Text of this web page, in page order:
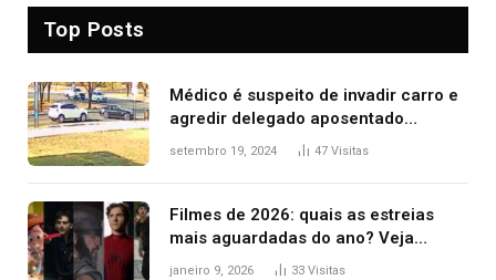
Top Posts
Médico é suspeito de invadir carro e
agredir delegado aposentado
durante confusão no trânsito
setembro 19, 2024 47 Visitas
Filmes de 2026: quais as estreias
mais aguardadas do ano? Veja
principais lançamentos do cinema
janeiro 9, 2026 33 Visitas